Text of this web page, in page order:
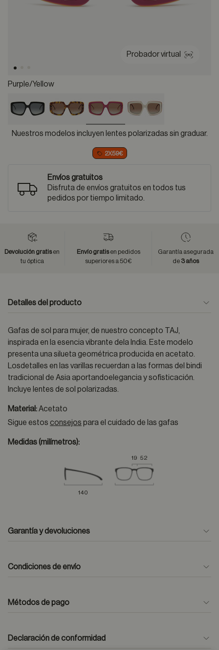
Probador virtual
Purple/yellow
selected
Nuestros modelos incluyen lentes polarizadas sin graduar.
2X59€
Envíos gratuitos
Disfruta de envíos gratuitos en todos tus
pedidos por tiempo limitado.
Devolución gratisen
tu óptica
Envío gratisen pedidos
superiores a 50€
Garantía asegurada
de 3 años
Detalles del producto
Gafas de sol para mujer, de nuestro concepto TAJ,
inspirada en la esencia vibrante dela India. Este modelo
presenta una silueta geométrica producida en acetato.
Losdetalles en las varillas recuerdan a las formas del bindi
tradicional de Asia aportandoelegancia y sofisticación.
Incluye lentes de sol polarizadas.
Material:Acetato
Sigue estos consejos para el cuidado de las gafas
Medidas (milímetros):
19 52
140
Garantía y devoluciones
Condiciones de envío
Métodos de pago
Declaración de conformidad